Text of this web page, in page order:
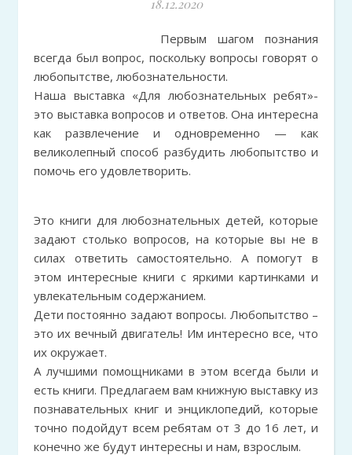
18.12.2020
Первым шагом познания
всегда был вопрос, поскольку вопросы говорят о
любопытстве, любознательности.
Наша выставка «Для любознательных ребят»-
это выставка вопросов и ответов. Она интересна
как развлечение и одновременно — как
великолепный способ разбудить любопытство и
помочь его удовлетворить.
Это книги для любознательных детей, которые
задают столько вопросов, на которые вы не в
силах ответить самостоятельно. А помогут в
этом интересные книги с яркими картинками и
увлекательным содержанием.
Дети постоянно задают вопросы. Любопытство –
это их вечный двигатель! Им интересно все, что
их окружает.
А лучшими помощниками в этом всегда были и
есть книги. Предлагаем вам книжную выставку из
познавательных книг и энциклопедий, которые
точно подойдут всем ребятам от 3 до 16 лет, и
конечно же будут интересны и нам, взрослым.